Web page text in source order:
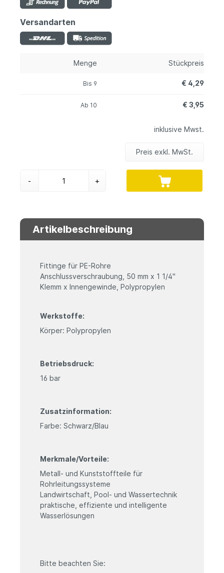
Versandarten
Menge Stückpreis
Bis 9 € 4,29
Ab 10 € 3,95
inklusive Mwst.
Preis exkl. MwSt.
- +
Artikelbeschreibung
Fittinge für PE-Rohre
Anschlussverschraubung, 50 mm x 1 1/4"
Klemm x Innengewinde, Polypropylen
Werkstoffe:
Körper: Polypropylen
Betriebsdruck:
16 bar
Zusatzinformation:
Farbe: Schwarz/Blau
Merkmale/Vorteile:
Metall- und Kunststoffteile für
Rohrleitungssysteme
Landwirtschaft, Pool- und Wassertechnik
praktische, effiziente und intelligente
Wasserlösungen
Bitte beachten Sie: